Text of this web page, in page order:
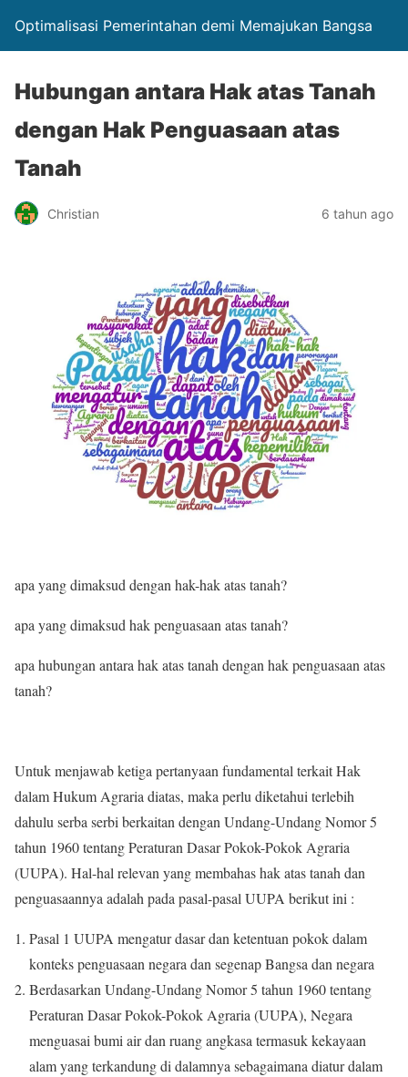
Optimalisasi Pemerintahan demi Memajukan Bangsa
Hubungan antara Hak atas Tanah
dengan Hak Penguasaan atas
Tanah
Christian 6 tahun ago
apa yang dimaksud dengan hak-hak atas tanah?
apa yang dimaksud hak penguasaan atas tanah?
apa hubungan antara hak atas tanah dengan hak penguasaan atas
tanah?
Untuk menjawab ketiga pertanyaan fundamental terkait Hak
dalam Hukum Agraria diatas, maka perlu diketahui terlebih
dahulu serba serbi berkaitan dengan Undang-Undang Nomor 5
tahun 1960 tentang Peraturan Dasar Pokok-Pokok Agraria
(UUPA). Hal-hal relevan yang membahas hak atas tanah dan
penguasaannya adalah pada pasal-pasal UUPA berikut ini :
Pasal 1 UUPA mengatur dasar dan ketentuan pokok dalam
konteks penguasaan negara dan segenap Bangsa dan negara
Berdasarkan Undang-Undang Nomor 5 tahun 1960 tentang
Peraturan Dasar Pokok-Pokok Agraria (UUPA), Negara
menguasai bumi air dan ruang angkasa termasuk kekayaan
alam yang terkandung di dalamnya sebagaimana diatur dalam